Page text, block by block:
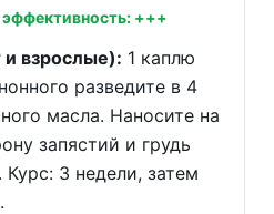
эффективность: +++
взрослые): 1 каплю
разведите в 4
масла. Наносите на
запястий и грудь
3 недели, затем